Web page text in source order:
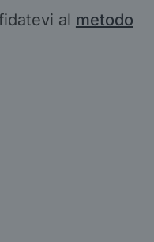
al metodo